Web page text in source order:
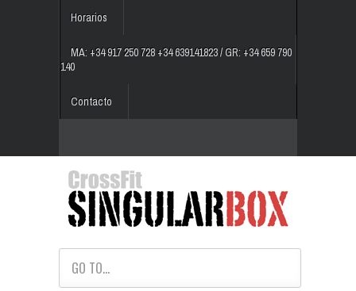
Horarios
MA: +34 917 250 728 +34 639141823 / GR: +34 659 790
140
Contacto
GO TO...